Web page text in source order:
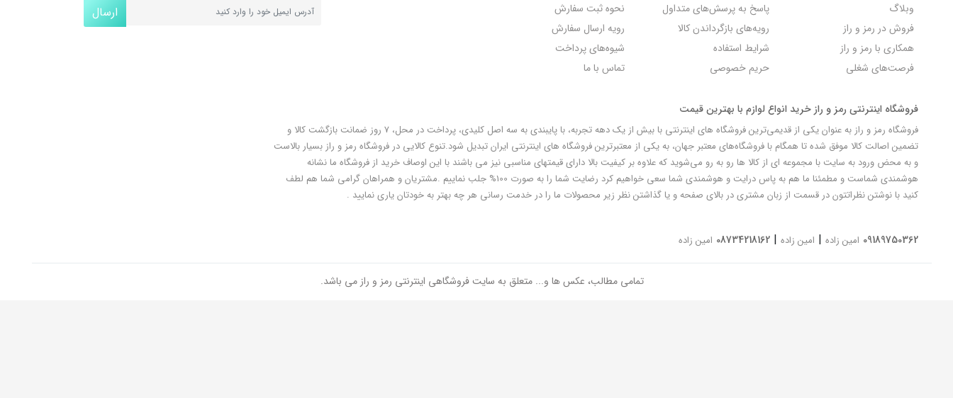
وبلاگ
فروش در رمز و راز
همکاری با رمز و راز
فرصت‌های شغلی
پاسخ به پرسش‌های متداول
رویه‌های بازگرداندن کالا
شرایط استفاده
حریم خصوصی
نحوه ثبت سفارش
رویه ارسال سفارش
شیوه‌های پرداخت
تماس با ما
ارسال
فروشگاه اینترنتی رمز و راز خرید انواع لوازم با بهترین قیمت
فروشگاه رمز و راز به عنوان یکی از قدیمی‌ترین فروشگاه های اینترنتی با بیش از یک دهه تجربه، با پایبندی به سه اصل کلیدی، پرداخت در محل، 7 روز ضمانت بازگشت کالا و
تضمین اصالت کالا موفق شده تا همگام با فروشگاه‌های معتبر جهان، به یکی از معتبرترین فروشگاه های اینترنتی ایران تبدیل شود.تنوع کالایی در فروشگاه رمز و راز بسیار بالاست
و به محض ورود به سایت با مجموعه ای از کالا ها رو به رو می‌شوید که علاوه بر کیفیت بالا دارای قیمتهای مناسبی نیز می باشند با این اوصاف خرید از فروشگاه ما نشانه
هوشمندی شماست و مطمئنا ما هم به پاس درایت و هوشمندی شما سعی خواهیم کرد رضایت شما را به صورت 100% جلب نماییم .مشتریان و همراهان گرامی شما هم لطف
کنید با نوشتن نظراتتون در قسمت از زبان مشتری در بالای صفحه و یا گذاشتن نظر زیر محصولات ما را در خدمت رسانی هر چه بهتر به خودتان یاری نمایید .
09189750362 امین زاده | امین زاده |
08734218162 امین زاده
تمامی مطالب، عکس ها و... متعلق به سایت فروشگاهی اینترنتی رمز و راز می باشد.